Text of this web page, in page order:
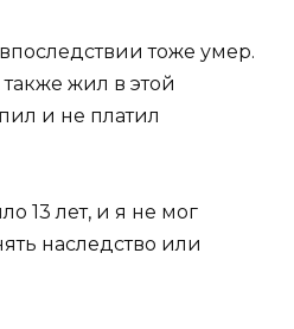
тоже умер.
жил в этой
и не платил
13 лет, и я не мог
наследство или